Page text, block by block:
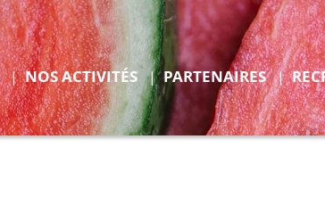
NOS ACTIVITÉSDéplierPARTENAIRES